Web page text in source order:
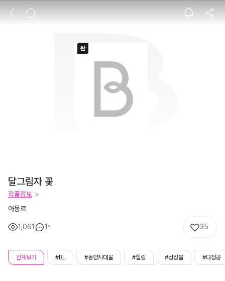
달그림자 꽃
달그림자 꽃
작품정보
아몽르
1,061 1 35
전체보기 #BL #동양시대물 #힐링 #성장물 #다정공